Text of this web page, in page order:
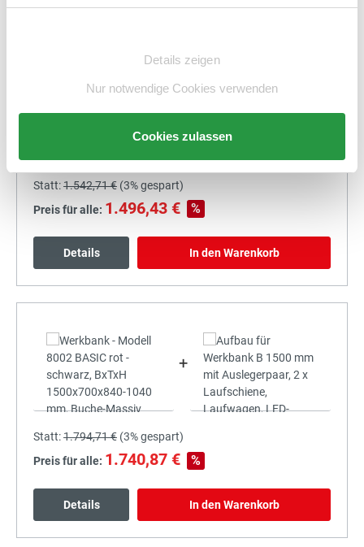
Details zeigen
Nur notwendige Cookies verwenden
Cookies zulassen
+
Statt:1.542,71 € (3%gespart)
Preis für alle: 1.496,43 € %
Details In den Warenkorb
+
Statt:1.794,71 € (3%gespart)
Preis für alle: 1.740,87 € %
Details In den Warenkorb